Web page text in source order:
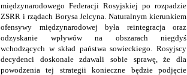
międzynarodowego Federacji Rosyjskiej po rozpadzie
ZSRR i rządach Borysa Jelcyna. Naturalnym kierunkiem
ofensywy międzynarodowej była reintegracja oraz
odzyskanie wpływów na obszarach niegdyś
wchodzących w skład państwa sowieckiego. Rosyjscy
decydenci doskonale zdawali sobie sprawę, że dla
powodzenia tej strategii konieczne będzie podjęcie